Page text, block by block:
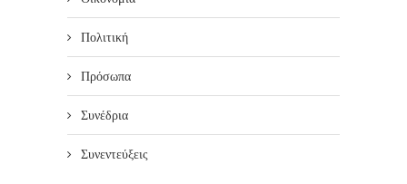
Πολιτική
Πρόσωπα
Συνέδρια
Συνεντεύξεις